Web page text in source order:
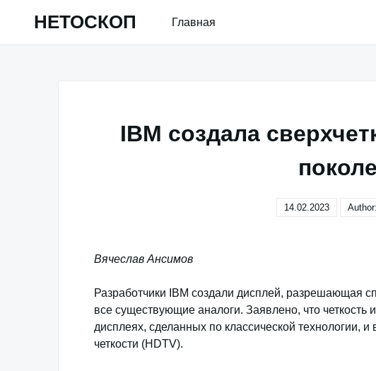
НЕТОСКОП Главная
IBM создала
14.02.2023 Author:
Вячеслав Ансимов
Разработчики IBM создали дисплей, разрешающая
все существующие аналоги. Заявлено, что
дисплеях, сделанных по классической технологии,
четкости (HDTV).